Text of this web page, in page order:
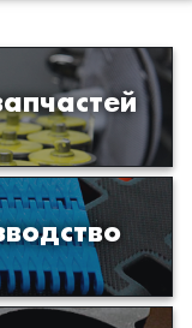
деталей
подвески
автомобиля
пластиков
либо
заказчика